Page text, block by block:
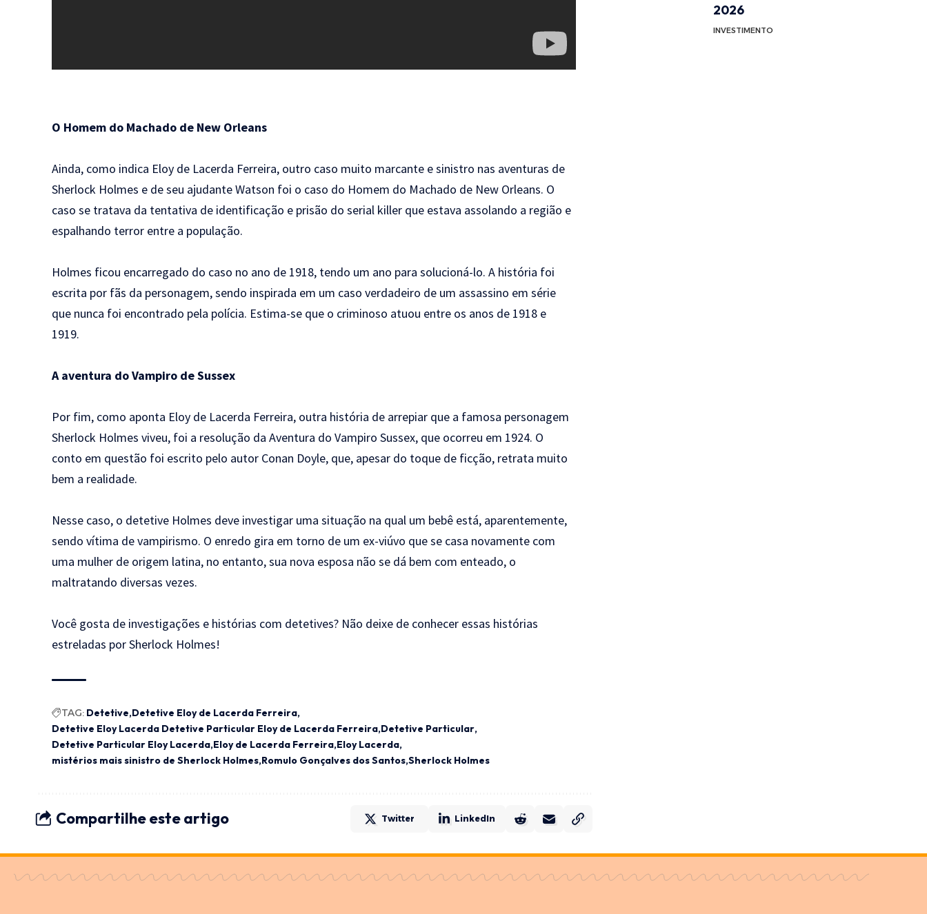
O Homem do Machado de New Orleans
Ainda, como indica Eloy de Lacerda Ferreira, outro caso muito marcante e sinistro nas aventuras de
Sherlock Holmes e de seu ajudante Watson foi o caso do Homem do Machado de New Orleans. O
caso se tratava da tentativa de identificação e prisão do serial killer que estava assolando a região e
espalhando terror entre a população.
Holmes ficou encarregado do caso no ano de 1918, tendo um ano para solucioná-lo. A história foi
escrita por fãs da personagem, sendo inspirada em um caso verdadeiro de um assassino em série
que nunca foi encontrado pela polícia. Estima-se que o criminoso atuou entre os anos de 1918 e
1919.
A aventura do Vampiro de Sussex
Por fim, como aponta Eloy de Lacerda Ferreira, outra história de arrepiar que a famosa personagem
Sherlock Holmes viveu, foi a resolução da Aventura do Vampiro Sussex, que ocorreu em 1924. O
conto em questão foi escrito pelo autor Conan Doyle, que, apesar do toque de ficção, retrata muito
bem a realidade.
Nesse caso, o detetive Holmes deve investigar uma situação na qual um bebê está, aparentemente,
sendo vítima de vampirismo. O enredo gira em torno de um ex-viúvo que se casa novamente com
uma mulher de origem latina, no entanto, sua nova esposa não se dá bem com enteado, o
maltratando diversas vezes.
Você gosta de investigações e histórias com detetives? Não deixe de conhecer essas histórias
estreladas por Sherlock Holmes!
TAG: Detetive Detetive Eloy de Lacerda Ferreira
Detetive Eloy Lacerda Detetive Particular Eloy de Lacerda Ferreira Detetive Particular
Detetive Particular Eloy Lacerda Eloy de Lacerda Ferreira Eloy Lacerda
mistérios mais sinistro de Sherlock Holmes Romulo Gonçalves dos Santos Sherlock Holmes
Compartilhe este artigo Twitter LinkedIn
2026
INVESTIMENTO